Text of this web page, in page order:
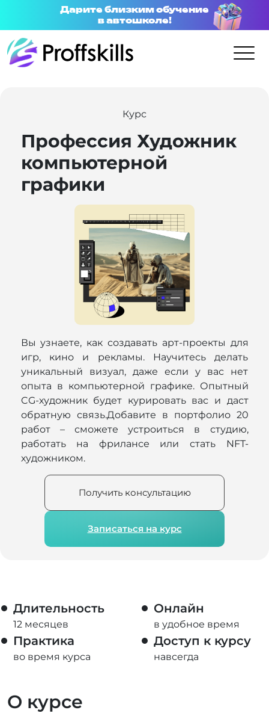
Дарите близким обучение
в автошколе!
Курс
Профессия Художник
компьютерной
графики
Вы узнаете, как создавать арт-проекты для
игр, кино и рекламы. Научитесь делать
уникальный визуал, даже если у вас нет
опыта в компьютерной графике. Опытный
CG-художник будет курировать вас и даст
обратную связь.Добавите в портфолио 20
работ – сможете устроиться в студию,
работать на фрилансе или стать NFT-
художником.
Записаться на курс
Получить консультацию
Длительность
12 месяцев
Онлайн
в удобное время
Практика
во время курса
Доступ к курсу
навсегда
О курсе